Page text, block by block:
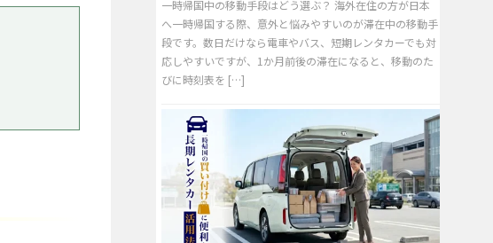
一時帰国中の移動手段はどう選ぶ？ 海外在住の方が日本
へ一時帰国する際、意外と悩みやすいのが滞在中の移動手
段です。数日だけなら電車やバス、短期レンタカーでも対
応しやすいですが、1か月前後の滞在になると、移動のた
びに時刻表を […]